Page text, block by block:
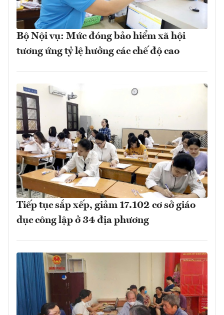
Bộ Nội vụ: Mức đóng bảo hiểm xã hội
tương ứng tỷ lệ hưởng các chế độ cao
Tiếp tục sắp xếp, giảm 17.102 cơ sở giáo
dục công lập ở 34 địa phương